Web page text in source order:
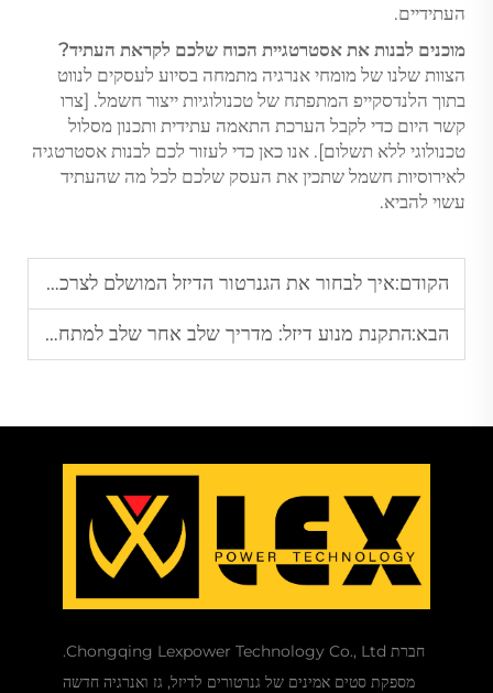
העתידיים.
מוכנים לבנות את אסטרטגיית הכוח שלכם לקראת העתיד?
הצוות שלנו של מומחי אנרגיה מתמחה בסיוע לעסקים לנווט
בתוך הלנדסקייפ המתפתח של טכנולוגיות ייצור חשמל. [צרו
קשר היום כדי לקבל הערכת התאמה עתידית ותכנון מסלול
טכנולוגי ללא תשלום]. אנו כאן כדי לעזור לכם לבנות אסטרטגיה
לאירוסיות חשמל שתכין את העסק שלכם לכל מה שהעתיד
עשוי להביא.
הקודם:איך לבחור את הגנרטור הדיזל המושלם לצרכי העסק שלך
הבא:התקנת מנוע דיזל: מדריך שלב אחר שלב למתחילים
חברת Chongqing Lexpower Technology Co., Ltd.
מספקת סטים אמינים של גנרטורים לדיזל, גז ואנרגיה חדשה